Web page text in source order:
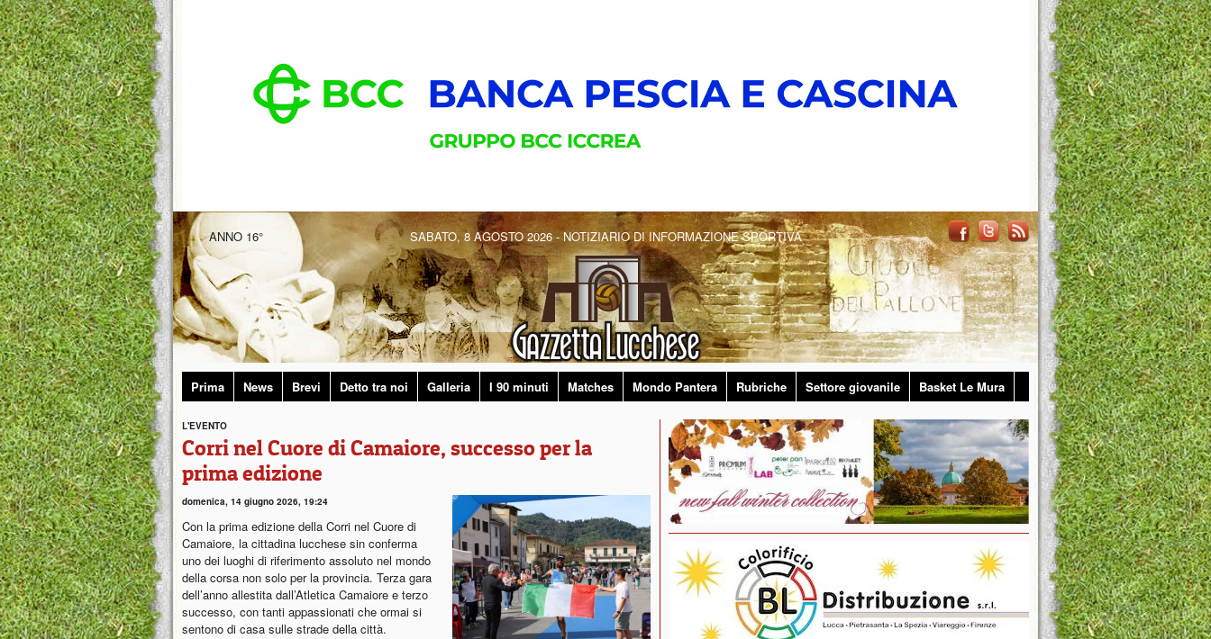
ANNO 16° SABATO, 8 AGOSTO 2026 - NOTIZIARIO DI INFORMAZIONE SPORTIVA
Prima News Brevi Detto tra noi Galleria I 90 minuti Matches Mondo Pantera Rubriche Settore giovanile Basket Le Mura
L'EVENTO
Corri nel Cuore di Camaiore, successo per la
prima edizione
domenica, 14 giugno 2026, 19:24
Con la prima edizione della Corri nel Cuore di
Camaiore, la cittadina lucchese sin conferma
uno dei luoghi di riferimento assoluto nel mondo
della corsa non solo per la provincia. Terza gara
dell’anno allestita dall’Atletica Camaiore e terzo
successo, con tanti appassionati che ormai si
sentono di casa sulle strade della città.